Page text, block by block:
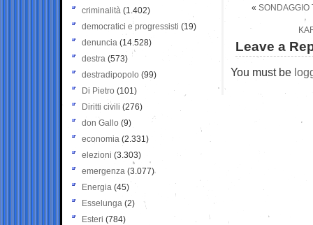
« SONDAGGIO
Leave a
You must be
criminalità (1.402)
democratici e progressisti (19)
denuncia (14.528)
destra (573)
destradipopolo (99)
Di Pietro (101)
Diritti civili (276)
don Gallo (9)
economia (2.331)
elezioni (3.303)
emergenza (3.077)
Energia (45)
Esselunga (2)
Esteri (784)